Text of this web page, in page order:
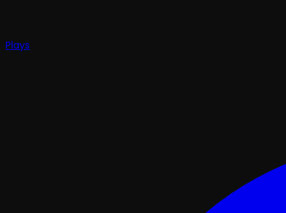
Plays